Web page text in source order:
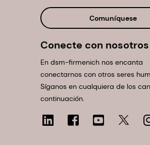
Comuníquese
Conecte con nosotros
En dsm-firmenich nos encanta
conectarnos con otros seres
Síganos en cualquiera de los
continuación.